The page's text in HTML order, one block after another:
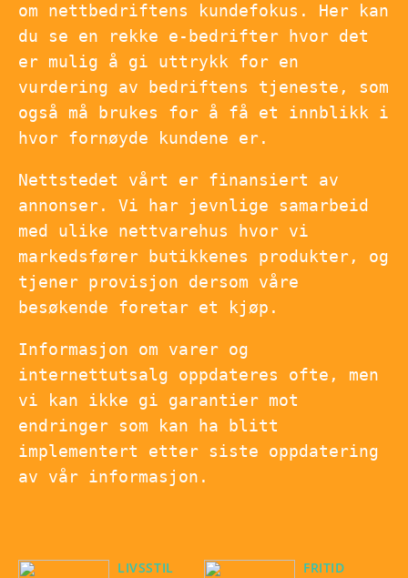
om nettbedriftens kundefokus. Her kan
du se en rekke e-bedrifter hvor det
er mulig å gi uttrykk for en
vurdering av bedriftens tjeneste, som
også må brukes for å få et innblikk i
hvor fornøyde kundene er.
Nettstedet vårt er finansiert av
annonser. Vi har jevnlige samarbeid
med ulike nettvarehus hvor vi
markedsfører butikkenes produkter, og
tjener provisjon dersom våre
besøkende foretar et kjøp.
Informasjon om varer og
internettutsalg oppdateres ofte, men
vi kan ikke gi garantier mot
endringer som kan ha blitt
implementert etter siste oppdatering
av vår informasjon.
LIVSSTIL FRITID